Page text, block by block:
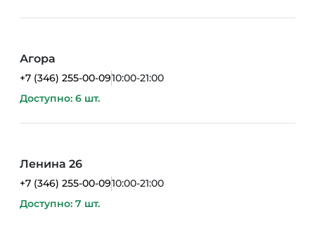
Агора
+7 (346) 255-00-0910:00-21:00
Доступно: 6 шт.
Ленина 26
+7 (346) 255-00-0910:00-21:00
Доступно: 7 шт.